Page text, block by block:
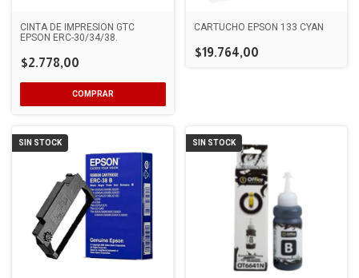
CINTA DE IMPRESION GTC
EPSON ERC-30/34/38.
$2.778,00
CARTUCHO EPSON 133 CYAN
$19.764,00
SIN STOCK SIN STOCK